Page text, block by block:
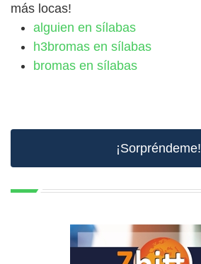
más locas!
alguien en sílabas
h3bromas en sílabas
bromas en sílabas
¡Sorpréndeme!